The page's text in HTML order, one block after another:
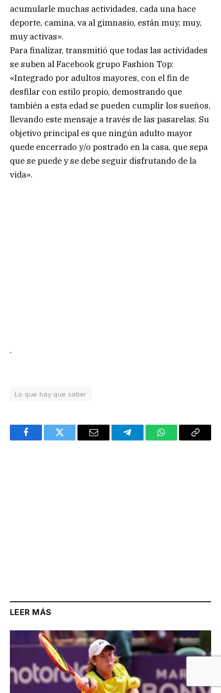
acumularle muchas actividades, cada una hace
deporte, camina, va al gimnasio, están muy, muy,
muy activas».
Para finalizar, transmitió que todas las actividades
se suben al Facebook grupo Fashion Top:
«Integrado por adultos mayores, con el fin de
desfilar con estilo propio, demostrando que
también a esta edad se pueden cumplir los sueños,
llevando este mensaje a través de las pasarelas. Su
objetivo principal es que ningún adulto mayor
quede encerrado y/o postrado en la casa, que sepa
que se puede y se debe seguir disfrutando de la
vida».
.
Lo que hay que saber
FacebookTwitter Email TelegramWhatsAppCopy
LEER MÁS